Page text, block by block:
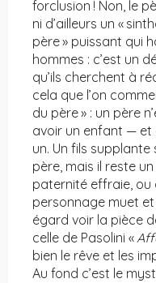
forclusion ! Non, le
ni d’ailleurs un «
père » puissant qui
hommes : c’est un
qu’ils cherchent à
cela que l’on
du père » : un père
avoir un enfant — et
un. Un fils
père, mais il reste
paternité effraie, ou
personnage muet
égard voir la pièce
celle de Pasolini «
bien le rêve et les
Au fond c’est le